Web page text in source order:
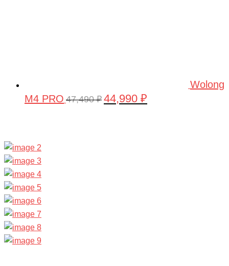
Wolong
M4 PRO 47,490₽ Первоначальная
44,990 ₽